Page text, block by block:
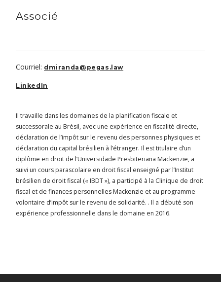
Associé
Courriel: dmiranda@pegas.law
LinkedIn
Il travaille dans les domaines de la planification fiscale et
successorale au Brésil, avec une expérience en fiscalité directe,
déclaration de l’impôt sur le revenu des personnes physiques et
déclaration du capital brésilien à l’étranger. Il est titulaire d’un
diplôme en droit de l’Universidade Presbiteriana Mackenzie, a
suivi un cours parascolaire en droit fiscal enseigné par l’Institut
brésilien de droit fiscal (« IBDT »), a participé à la Clinique de droit
fiscal et de finances personnelles Mackenzie et au programme
volontaire d’impôt sur le revenu de solidarité. . Il a débuté son
expérience professionnelle dans le domaine en 2016.